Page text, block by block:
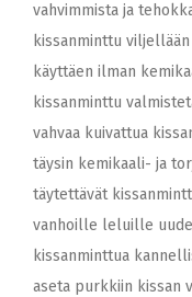
vahvimmista ja
kissanminttu
käyttäen ilman
kissanminttu
vahvaa kuivattua
täysin kemikaali- ja
täytettävät
vanhoille leluille
kissanminttua
aseta purkkiin kissan